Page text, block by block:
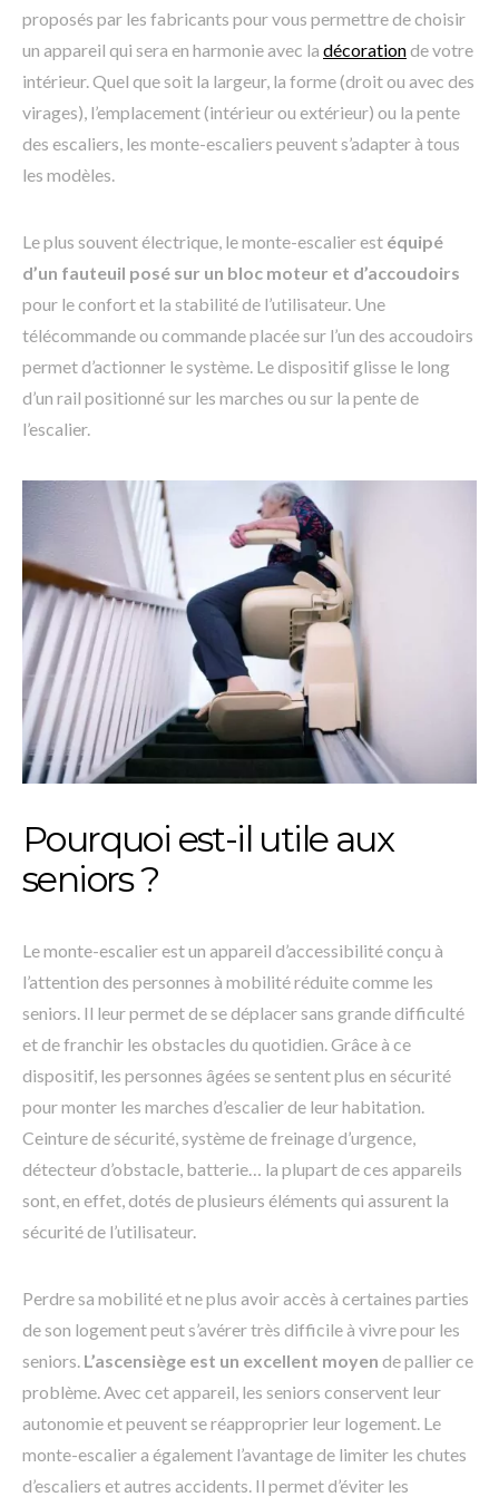
proposés par les fabricants pour vous permettre de choisir
un appareil qui sera en harmonie avec la décorationde votre
intérieur. Quel que soit la largeur, la forme (droit ou avec des
virages), l’emplacement (intérieur ou extérieur) ou la pente
des escaliers, les monte-escaliers peuvent s’adapter à tous
les modèles.
Le plus souvent électrique, le monte-escalier est équipé
d’un fauteuil posé sur un bloc moteur et d’accoudoirs
pour le confort et la stabilité de l’utilisateur. Une
télécommande ou commande placée sur l’un des accoudoirs
permet d’actionner le système. Le dispositif glisse le long
d’un rail positionné sur les marches ou sur la pente de
l’escalier.
Pourquoi est-il utile aux
seniors ?
Le monte-escalier est un appareil d’accessibilité conçu à
l’attention des personnes à mobilité réduite comme les
seniors. Il leur permet de se déplacer sans grande difficulté
et de franchir les obstacles du quotidien. Grâce à ce
dispositif, les personnes âgées se sentent plus en sécurité
pour monter les marches d’escalier de leur habitation.
Ceinture de sécurité, système de freinage d’urgence,
détecteur d’obstacle, batterie… la plupart de ces appareils
sont, en effet, dotés de plusieurs éléments qui assurent la
sécurité de l’utilisateur.
Perdre sa mobilité et ne plus avoir accès à certaines parties
de son logement peut s’avérer très difficile à vivre pour les
seniors. L’ascensiège est un excellent moyen de pallier ce
problème. Avec cet appareil, les seniors conservent leur
autonomie et peuvent se réapproprier leur logement. Le
monte-escalier a également l’avantage de limiter les chutes
d’escaliers et autres accidents. Il permet d’éviter les